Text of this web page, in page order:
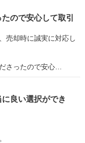
ので安心して取引
売却時に誠実に対応し
さったので安心…
良い選択ができ